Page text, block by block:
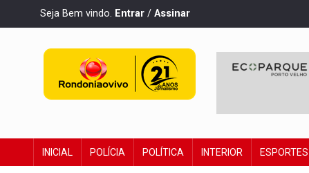
Seja Bem vindo. Entrar / Assinar
INICIAL POLÍCIA POLÍTICA INTERIOR ESPORTES